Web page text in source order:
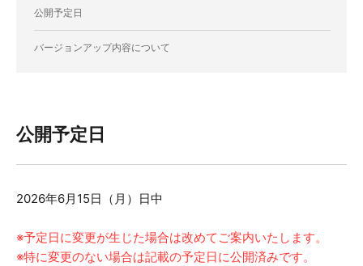
公開予定日
バージョンアップ内容について
公開予定日
2026年6月15日（月）日中
※予定日に変更が生じた場合は改めてご案内いたします。
※特に変更のない場合は記載の予定日に公開済みです。